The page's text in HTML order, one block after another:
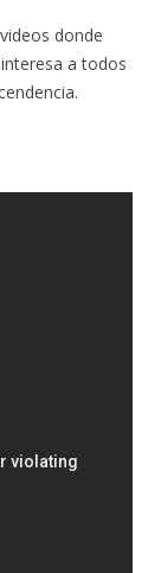
donde
a todos